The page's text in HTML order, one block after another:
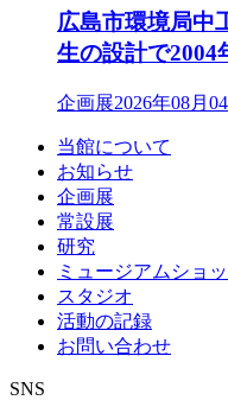
広島市環境局中
生の設計で2004
企画展2026年08月
当館について
お知らせ
企画展
常設展
研究
ミュージアムショ
スタジオ
活動の記録
お問い合わせ
SNS